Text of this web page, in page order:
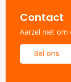
Contact
Aarzel niet om
Bel ons